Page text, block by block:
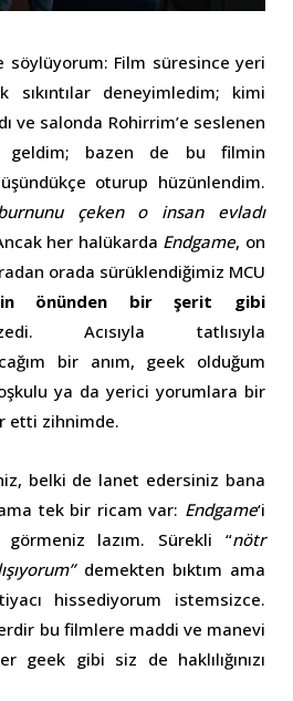
söylüyorum: Film süresince yeri
deneyimledim; kimi
ve salonda Rohirrim’e seslenen
geldim; bazen de bu filmin
oturup hüzünlendim.
çeken o insan evladı
her halükarda Endgame, on
orada sürüklendiğimiz MCU
önünden bir şerit gibi
Acısıyla tatlısıyla
bir anım, geek olduğum
ya da yerici yorumlara bir
etti zihnimde.
belki de lanet edersiniz bana
tek bir ricam var: Endgame‘i
görmeniz lazım. Sürekli “nötr
demekten bıktım ama
hissediyorum istemsizce.
bu filmlere maddi ve manevi
geek gibi siz de haklılığınızı